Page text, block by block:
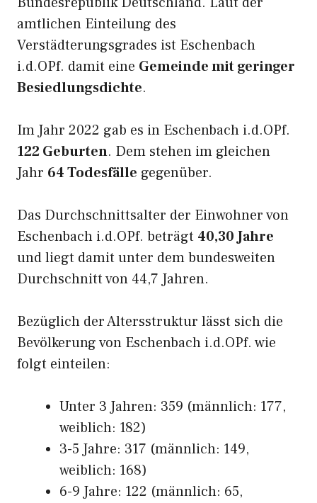
amtlichen Einteilung des
Verstädterungsgrades ist Eschenbach
i.d.OPf. damit eine Gemeinde mit geringer
Besiedlungsdichte.
Im Jahr 2022 gab es in Eschenbach i.d.OPf.
122 Geburten. Dem stehen im gleichen
Jahr 64 Todesfälle gegenüber.
Das Durchschnittsalter der Einwohner von
Eschenbach i.d.OPf. beträgt 40,30 Jahre
und liegt damit unter dem bundesweiten
Durchschnitt von 44,7 Jahren.
Bezüglich der Altersstruktur lässt sich die
Bevölkerung von Eschenbach i.d.OPf. wie
folgt einteilen:
Unter 3 Jahren: 359 (männlich: 177,
weiblich: 182)
3-5 Jahre: 317 (männlich: 149,
weiblich: 168)
6-9 Jahre: 122 (männlich: 65,